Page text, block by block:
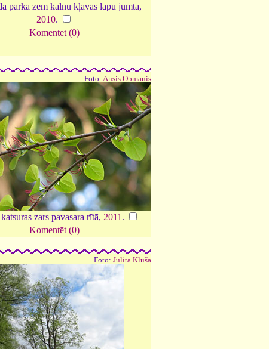
parkā zem kalnu kļavas lapu jumta,
2010.
Komentēt (0)
Foto: Ansis Opmanis
zars pavasara rītā, 2011 .
Komentēt (0)
Foto: Julita Kluša